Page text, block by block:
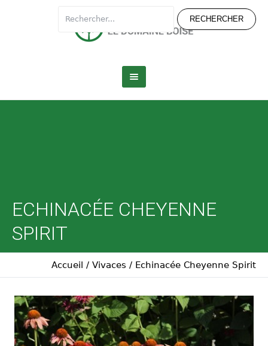
ECHINACÉE CHEYENNE
SPIRIT
Accueil / Vivaces / Echinacée Cheyenne Spirit